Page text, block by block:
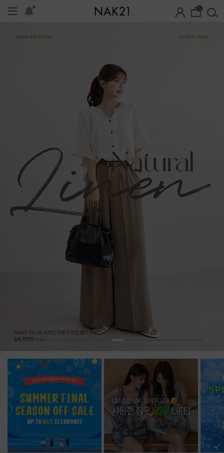
0
제작 여름 잠옷 장마템 기획전